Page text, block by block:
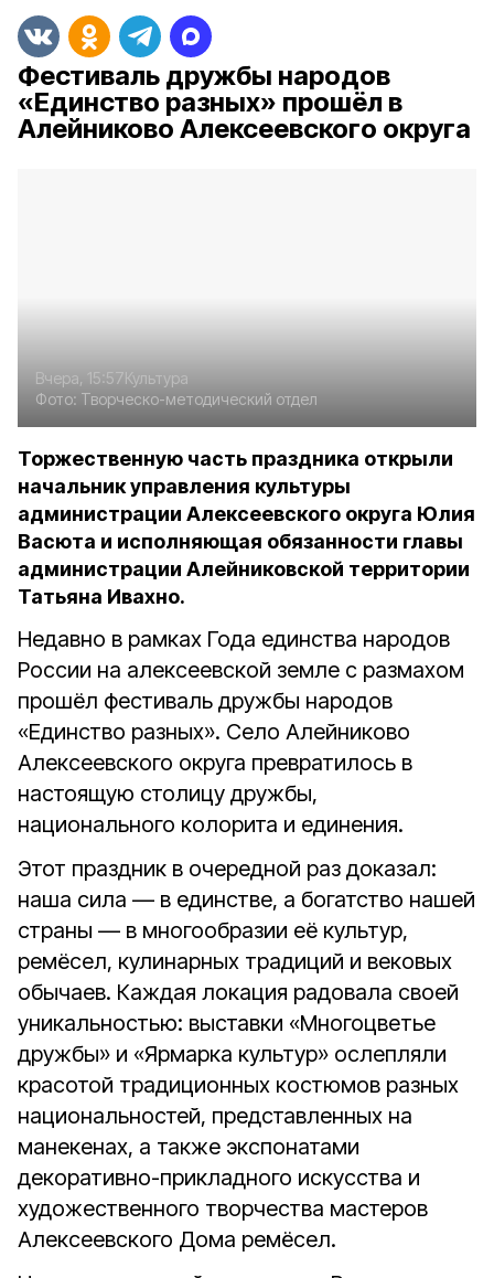
Фестиваль дружбы народов
«Единство разных» прошёл в
Алейниково Алексеевского округа
Вчера, 15:57Культура
Фото: Творческо-методический отдел
Торжественную часть праздника открыли
начальник управления культуры
администрации Алексеевского округа Юлия
Васюта и исполняющая обязанности главы
администрации Алейниковской территории
Татьяна Ивахно.
Недавно в рамках Года единства народов
России на алексеевской земле с размахом
прошёл фестиваль дружбы народов
«Единство разных». Село Алейниково
Алексеевского округа превратилось в
настоящую столицу дружбы,
национального колорита и единения.
Этот праздник в очередной раз доказал:
наша сила — в единстве, а богатство нашей
страны — в многообразии её культур,
ремёсел, кулинарных традиций и вековых
обычаев. Каждая локация радовала своей
уникальностью: выставки «Многоцветье
дружбы» и «Ярмарка культур» ослепляли
красотой традиционных костюмов разных
национальностей, представленных на
манекенах, а также экспонатами
декоративно-прикладного искусства и
художественного творчества мастеров
Алексеевского Дома ремёсел.